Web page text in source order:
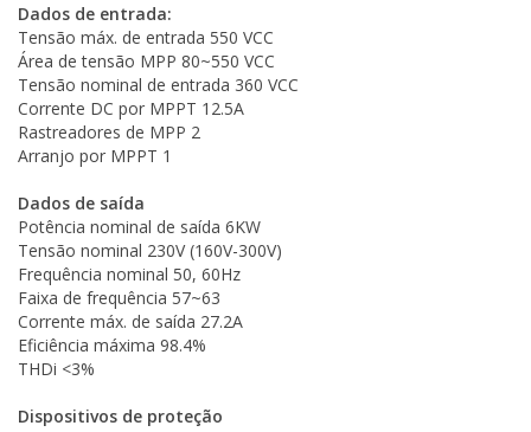
Dados de entrada:
Tensão máx. de entrada 550 VCC
Área de tensão MPP 80~550 VCC
Tensão nominal de entrada 360 VCC
Corrente DC por MPPT 12.5A
Rastreadores de MPP 2
Arranjo por MPPT 1
Dados de saída
Potência nominal de saída 6KW
Tensão nominal 230V (160V-300V)
Frequência nominal 50, 60Hz
Faixa de frequência 57~63
Corrente máx. de saída 27.2A
Eficiência máxima 98.4%
THDi <3%
Dispositivos de proteção